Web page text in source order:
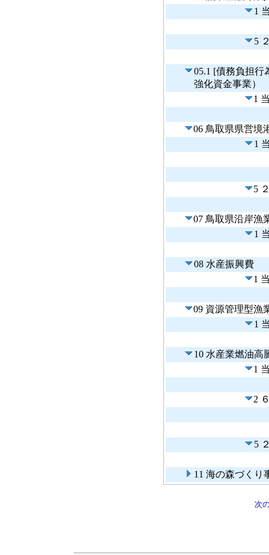
1
5
05.1 [債務負担
強化資金事業）
1
06 鳥取県県営境
1
5
07 鳥取県沿岸漁
1
08 水産振興費
1
09 資源管理型漁
1
10 水産業燃油高
1
2
5
11 海の森づくり
次